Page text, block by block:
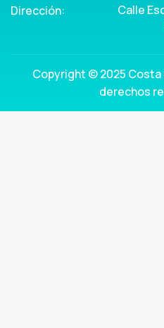
Dirección:
Calle
Copyright © 2025 Costa
derechos